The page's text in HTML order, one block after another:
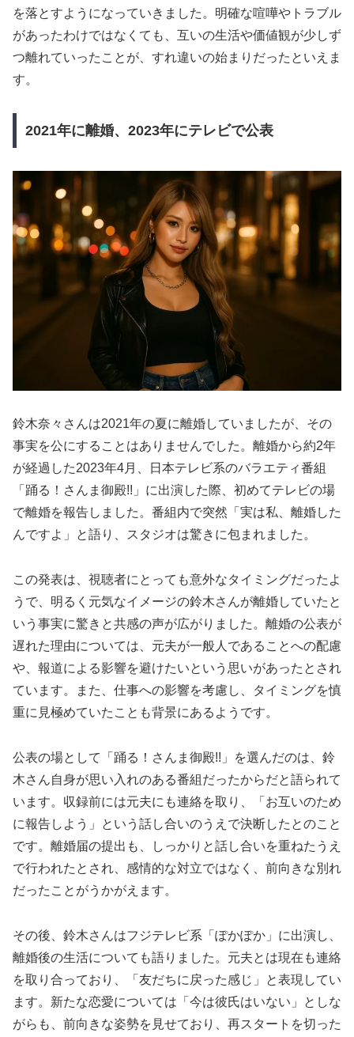
を落とすようになっていきました。明確な喧嘩やトラブル
があったわけではなくても、互いの生活や価値観が少しず
つ離れていったことが、すれ違いの始まりだったといえま
す。
2021年に離婚、2023年にテレビで公表
鈴木奈々さんは2021年の夏に離婚していましたが、その
事実を公にすることはありませんでした。離婚から約2年
が経過した2023年4月、日本テレビ系のバラエティ番組
「踊る！さんま御殿!!」に出演した際、初めてテレビの場
で離婚を報告しました。番組内で突然「実は私、離婚した
んですよ」と語り、スタジオは驚きに包まれました。
この発表は、視聴者にとっても意外なタイミングだったよ
うで、明るく元気なイメージの鈴木さんが離婚していたと
いう事実に驚きと共感の声が広がりました。離婚の公表が
遅れた理由については、元夫が一般人であることへの配慮
や、報道による影響を避けたいという思いがあったとされ
ています。また、仕事への影響を考慮し、タイミングを慎
重に見極めていたことも背景にあるようです。
公表の場として「踊る！さんま御殿!!」を選んだのは、鈴
木さん自身が思い入れのある番組だったからだと語られて
います。収録前には元夫にも連絡を取り、「お互いのため
に報告しよう」という話し合いのうえで決断したとのこと
です。離婚届の提出も、しっかりと話し合いを重ねたうえ
で行われたとされ、感情的な対立ではなく、前向きな別れ
だったことがうかがえます。
その後、鈴木さんはフジテレビ系「ぽかぽか」に出演し、
離婚後の生活についても語りました。元夫とは現在も連絡
を取り合っており、「友だちに戻った感じ」と表現してい
ます。新たな恋愛については「今は彼氏はいない」としな
がらも、前向きな姿勢を見せており、再スタートを切った